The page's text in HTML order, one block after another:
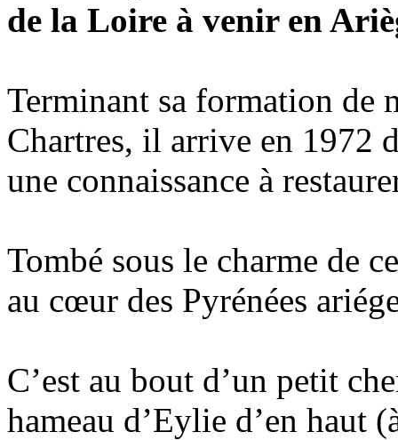
de la Loire à venir en
Terminant sa formation de
Chartres, il arrive en 1972
une connaissance à
Tombé sous le charme de
au cœur des Pyrénées
C’est au bout d’un petit
hameau d’Eylie d’en haut